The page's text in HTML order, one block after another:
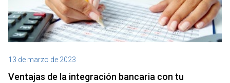
13 de marzo de 2023
Ventajas de la integración bancaria con tu